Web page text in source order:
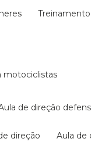
motociclistas
aula de direção
direção aula